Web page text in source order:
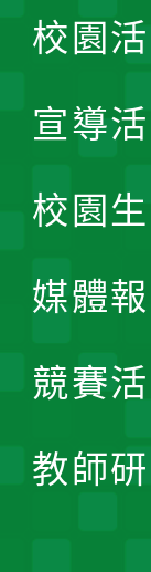
校園
宣導
校園
媒體
競賽
教師